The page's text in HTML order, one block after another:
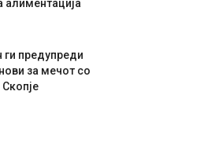
алиментација
ги предупреди
за мечот со